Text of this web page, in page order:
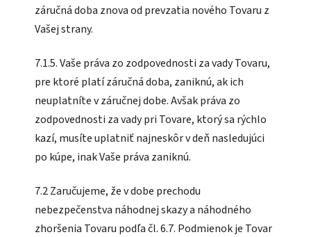
záručná doba znova od prevzatia nového Tovaru z
Vašej strany.
7.1.5. Vaše práva zo zodpovednosti za vady Tovaru,
pre ktoré platí záručná doba, zaniknú, ak ich
neuplatníte v záručnej dobe. Avšak práva zo
zodpovednosti za vady pri Tovare, ktorý sa rýchlo
kazí, musíte uplatniť najneskôr v deň nasledujúci
po kúpe, inak Vaše práva zaniknú.
7.2 Zaručujeme, že v dobe prechodu
nebezpečenstva náhodnej skazy a náhodného
zhoršenia Tovaru podľa čl. 6.7. Podmienok je Tovar